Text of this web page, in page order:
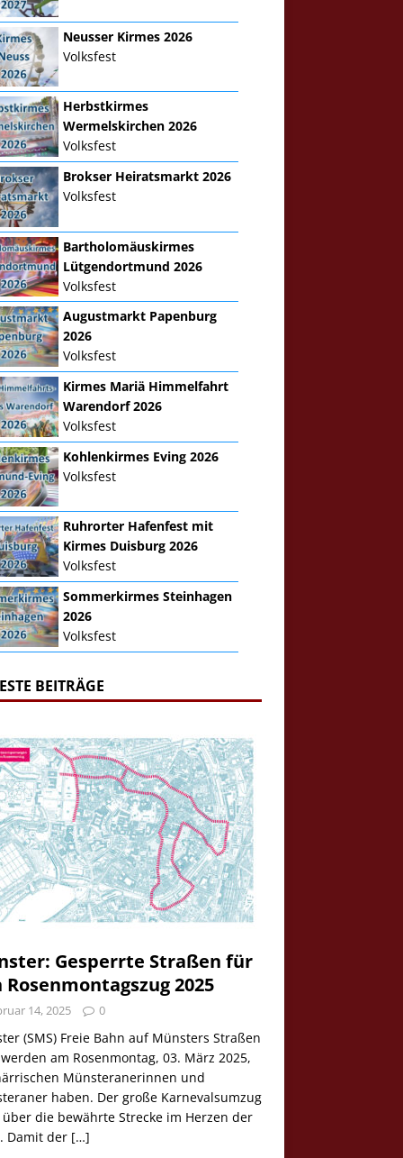
Neusser Kirmes 2026
Volksfest
Herbstkirmes
Wermelskirchen 2026
Volksfest
Brokser Heiratsmarkt 2026
Volksfest
Bartholomäuskirmes
Lütgendortmund 2026
Volksfest
Augustmarkt Papenburg
2026
Volksfest
Kirmes Mariä Himmelfahrt
Warendorf 2026
Volksfest
Kohlenkirmes Eving 2026
Volksfest
Ruhrorter Hafenfest mit
Kirmes Duisburg 2026
Volksfest
Sommerkirmes Steinhagen
2026
Volksfest
BEITRÄGE
Gesperrte Straßen für
Rosenmontagszug 2025
14, 2025 0
(SMS) Freie Bahn auf Münsters Straßen
am Rosenmontag, 03. März 2025,
Münsteranerinnen und
haben. Der große Karnevalsumzug
die bewährte Strecke im Herzen der
Damit der […]